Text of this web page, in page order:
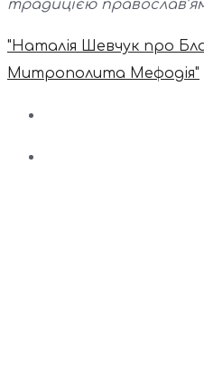
традицією
"Наталія Шевчук про
Митрополита Мефодія"